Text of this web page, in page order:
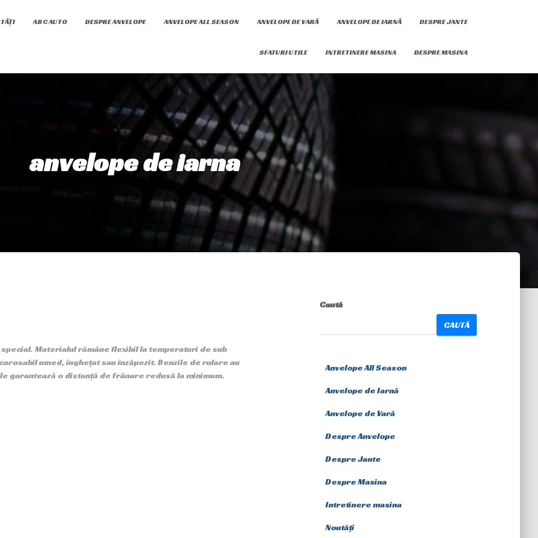
ABC AUTO DESPRE ANVELOPE ANVELOPE ALL SEASON ANVELOPE DE VARĂ ANVELOPE DE IARNĂ DESPRE JANTE
SFATURI UTILE INTRETINERE MASINA DESPRE MASINA
anvelope de iarna
Materialul rămâne flexibil la temperaturi de sub
umed, înghețat sau înzăpezit. Benzile de rulare au
garantează o distanță de frânare redusă la minimum.
Caută
CAUTĂ
Anvelope All Season
Anvelope de Iarnă
Anvelope de Vară
Despre Anvelope
Despre Jante
Despre Masina
Intretinere masina
Noutăți